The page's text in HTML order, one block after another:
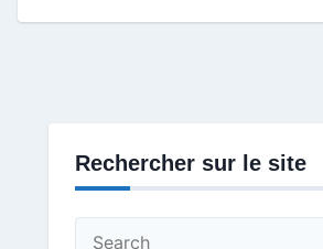
Rechercher sur le site